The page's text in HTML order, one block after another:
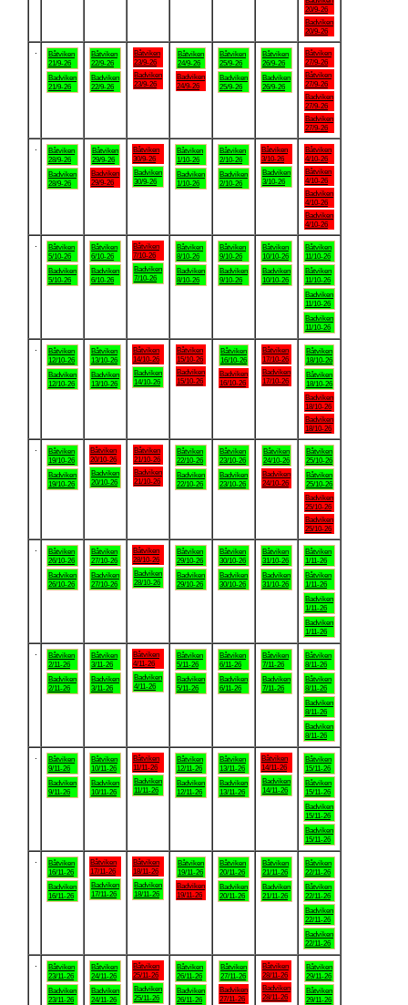
20/9-26
Badviken
20/9-26
Båtviken
21/9-26
Badviken
21/9-26
Båtviken
22/9-26
Badviken
22/9-26
Båtviken
23/9-26
Badviken
23/9-26
Båtviken
24/9-26
Badviken
24/9-26
Båtviken
25/9-26
Badviken
25/9-26
Båtviken
26/9-26
Badviken
26/9-26
Båtviken
27/9-26
Båtviken
27/9-26
Badviken
27/9-26
Badviken
27/9-26
Båtviken
28/9-26
Badviken
28/9-26
Båtviken
29/9-26
Badviken
29/9-26
Båtviken
30/9-26
Badviken
30/9-26
Båtviken
1/10-26
Badviken
1/10-26
Båtviken
2/10-26
Badviken
2/10-26
Båtviken
3/10-26
Badviken
3/10-26
Båtviken
4/10-26
Båtviken
4/10-26
Badviken
4/10-26
Badviken
4/10-26
Båtviken
5/10-26
Badviken
5/10-26
Båtviken
6/10-26
Badviken
6/10-26
Båtviken
7/10-26
Badviken
7/10-26
Båtviken
8/10-26
Badviken
8/10-26
Båtviken
9/10-26
Badviken
9/10-26
Båtviken
10/10-26
Badviken
10/10-26
Båtviken
11/10-26
Båtviken
11/10-26
Badviken
11/10-26
Badviken
11/10-26
Båtviken
12/10-26
Badviken
12/10-26
Båtviken
13/10-26
Badviken
13/10-26
Båtviken
14/10-26
Badviken
14/10-26
Båtviken
15/10-26
Badviken
15/10-26
Båtviken
16/10-26
Badviken
16/10-26
Båtviken
17/10-26
Badviken
17/10-26
Båtviken
18/10-26
Båtviken
18/10-26
Badviken
18/10-26
Badviken
18/10-26
Båtviken
19/10-26
Badviken
19/10-26
Båtviken
20/10-26
Badviken
20/10-26
Båtviken
21/10-26
Badviken
21/10-26
Båtviken
22/10-26
Badviken
22/10-26
Båtviken
23/10-26
Badviken
23/10-26
Båtviken
24/10-26
Badviken
24/10-26
Båtviken
25/10-26
Båtviken
25/10-26
Badviken
25/10-26
Badviken
25/10-26
Båtviken
26/10-26
Badviken
26/10-26
Båtviken
27/10-26
Badviken
27/10-26
Båtviken
28/10-26
Badviken
28/10-26
Båtviken
29/10-26
Badviken
29/10-26
Båtviken
30/10-26
Badviken
30/10-26
Båtviken
31/10-26
Badviken
31/10-26
Båtviken
1/11-26
Båtviken
1/11-26
Badviken
1/11-26
Badviken
1/11-26
Båtviken
2/11-26
Badviken
2/11-26
Båtviken
3/11-26
Badviken
3/11-26
Båtviken
4/11-26
Badviken
4/11-26
Båtviken
5/11-26
Badviken
5/11-26
Båtviken
6/11-26
Badviken
6/11-26
Båtviken
7/11-26
Badviken
7/11-26
Båtviken
8/11-26
Båtviken
8/11-26
Badviken
8/11-26
Badviken
8/11-26
Båtviken
9/11-26
Badviken
9/11-26
Båtviken
10/11-26
Badviken
10/11-26
Båtviken
11/11-26
Badviken
11/11-26
Båtviken
12/11-26
Badviken
12/11-26
Båtviken
13/11-26
Badviken
13/11-26
Båtviken
14/11-26
Badviken
14/11-26
Båtviken
15/11-26
Båtviken
15/11-26
Badviken
15/11-26
Badviken
15/11-26
Båtviken
16/11-26
Badviken
16/11-26
Båtviken
17/11-26
Badviken
17/11-26
Båtviken
18/11-26
Badviken
18/11-26
Båtviken
19/11-26
Badviken
19/11-26
Båtviken
20/11-26
Badviken
20/11-26
Båtviken
21/11-26
Badviken
21/11-26
Båtviken
22/11-26
Båtviken
22/11-26
Badviken
22/11-26
Badviken
22/11-26
Båtviken
23/11-26
Badviken
23/11-26
Båtviken
24/11-26
Badviken
24/11-26
Båtviken
25/11-26
Badviken
25/11-26
Båtviken
26/11-26
Badviken
26/11-26
Båtviken
27/11-26
Badviken
27/11-26
Båtviken
28/11-26
Badviken
28/11-26
Båtviken
29/11-26
Båtviken
29/11-26